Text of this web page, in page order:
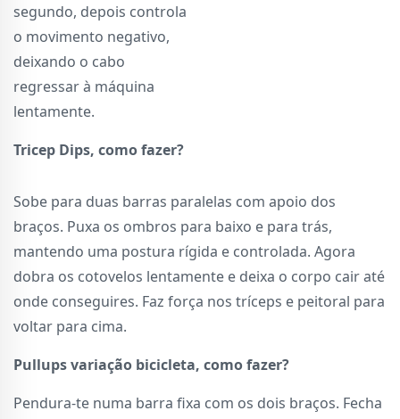
segundo, depois controla
o movimento negativo,
deixando o cabo
regressar à máquina
lentamente.
Tricep Dips, como fazer?
Sobe para duas barras paralelas com apoio dos
braços. Puxa os ombros para baixo e para trás,
mantendo uma postura rígida e controlada. Agora
dobra os cotovelos lentamente e deixa o corpo cair até
onde conseguires. Faz força nos tríceps e peitoral para
voltar para cima.
Pullups variação bicicleta, como fazer?
Pendura-te numa barra fixa com os dois braços. Fecha